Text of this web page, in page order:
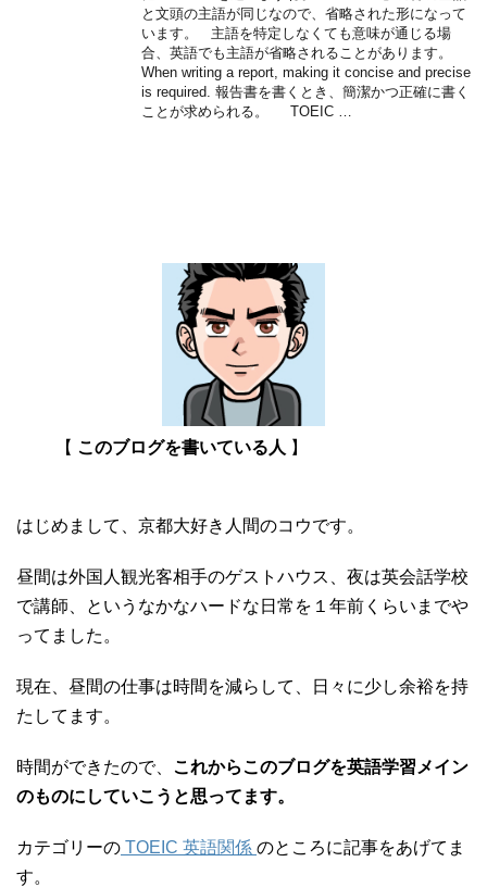
と文頭の主語が同じなので、省略された形になって
います。 主語を特定しなくても意味が通じる場
合、英語でも主語が省略されることがあります。
When writing a report, making it concise and precise
is required. 報告書を書くとき、簡潔かつ正確に書く
ことが求められる。 TOEIC …
【 このブログを書いている人 】
はじめまして、京都大好き人間のコウです。
昼間は外国人観光客相手のゲストハウス、夜は英会話学校
で講師、というなかなハードな日常を１年前くらいまでや
ってました。
現在、昼間の仕事は時間を減らして、日々に少し余裕を持
たしてます。
時間ができたので、 これからこのブログを英語学習メイン
のものにしていこうと思ってます。
カテゴリーの TOEIC 英語関係 のところに記事をあげてま
す。